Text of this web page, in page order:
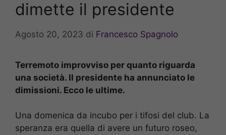
dimette il presidente
Agosto 20, 2023 di Francesco Spagnolo
Terremoto improvviso per quanto riguarda
una società. Il presidente ha annunciato le
dimissioni. Ecco le ultime.
Una domenica da incubo per i tifosi del club. La
speranza era quella di avere un futuro roseo,